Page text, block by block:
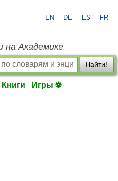
EN DE ES FR
на Академике
Найти!
Книги Игры ⚽